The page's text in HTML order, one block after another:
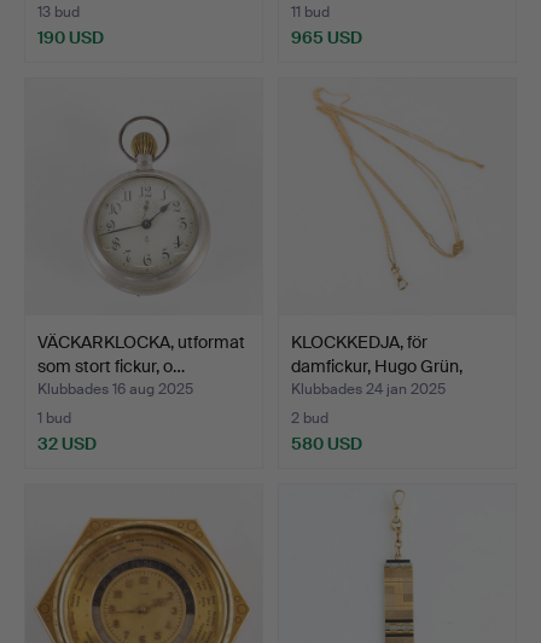
13 bud
190 USD
11 bud
965 USD
VÄCKARKLOCKA, utformat
som stort fickur, o…
Klubbades 16 aug 2025
1 bud
32 USD
KLOCKKEDJA, för
damfickur, Hugo Grün,
Danm…
Klubbades 24 jan 2025
2 bud
580 USD